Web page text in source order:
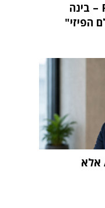
"העתיד הוא Physical AI – בינה
הפיזי"
"האתגר הגדול אינו ה-AI אלא